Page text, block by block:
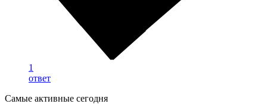
1
ответ
Самые активные сегодня